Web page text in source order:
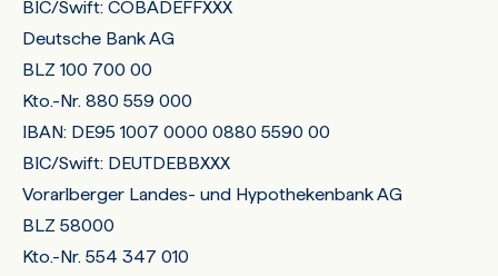
BIC/Swift: COBADEFFXXX
Deutsche Bank AG
BLZ 100 700 00
Kto.-Nr. 880 559 000
IBAN: DE95 1007 0000 0880 5590 00
BIC/Swift: DEUTDEBBXXX
Vorarlberger Landes- und Hypothekenbank AG
BLZ 58000
Kto.-Nr. 554 347 010